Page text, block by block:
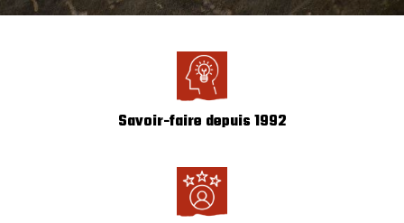
Savoir-faire depuis 1992